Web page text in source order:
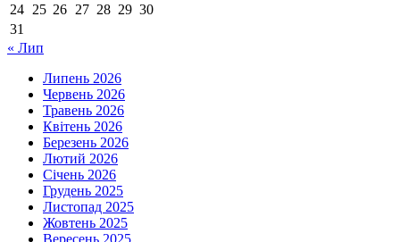
24 25 26 27 28 29 30
31
« Лип
Липень 2026
Червень 2026
Травень 2026
Квітень 2026
Березень 2026
Лютий 2026
Січень 2026
Грудень 2025
Листопад 2025
Жовтень 2025
Вересень 2025